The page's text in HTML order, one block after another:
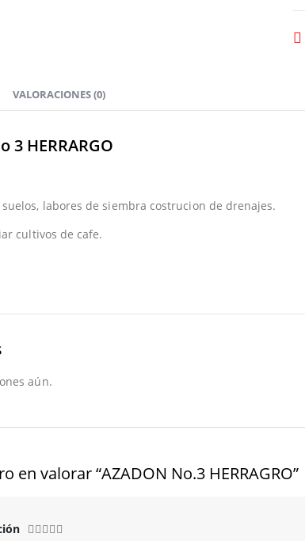
VALORACIONES (0)
3 HERRARGO
labores de siembra costrucion de drenajes.
cultivos de cafe.
aún.
en valorar “AZADON No.3 HERRAGRO”